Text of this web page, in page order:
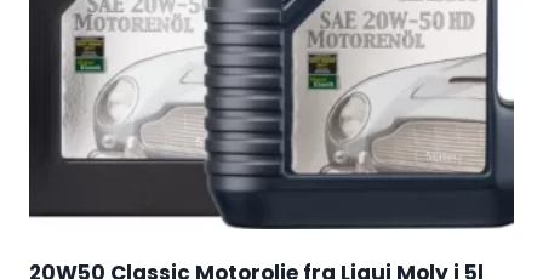
20W50 Classic Motorolie fra Liqui Moly i 5l